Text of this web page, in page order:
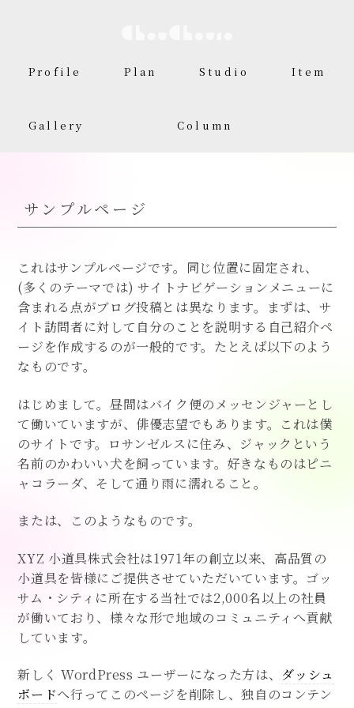
Profile Plan Studio Item
Gallery Column
サンプルページ
これはサンプルページです。同じ位置に固定され、
(多くのテーマでは) サイトナビゲーションメニューに
含まれる点がブログ投稿とは異なります。まずは、サ
イト訪問者に対して自分のことを説明する自己紹介ペ
ージを作成するのが一般的です。たとえば以下のよう
なものです。
はじめまして。昼間はバイク便のメッセンジャーとし
て働いていますが、俳優志望でもあります。これは僕
のサイトです。ロサンゼルスに住み、ジャックという
名前のかわいい犬を飼っています。好きなものはピニ
ャコラーダ、そして通り雨に濡れること。
または、このようなものです。
XYZ 小道具株式会社は1971年の創立以来、高品質の
小道具を皆様にご提供させていただいています。ゴッ
サム・シティに所在する当社では2,000名以上の社員
が働いており、様々な形で地域のコミュニティへ貢献
しています。
新しく WordPress ユーザーになった方は、 ダッシュ
ボードへ行ってこのページを削除し、独自のコンテン